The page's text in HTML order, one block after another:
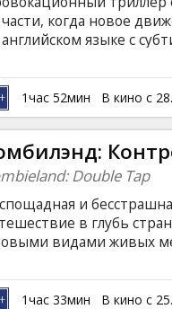
части, когда новое
языке с
1час 52мин В кино с
Double Tap
и
в глубь
видами живых
рядах
языке с
1час 33мин В кино с